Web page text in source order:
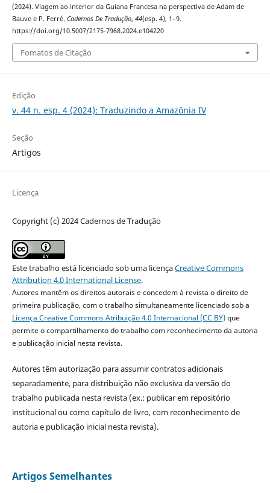
(2024). Viagem ao interior da Guiana Francesa na perspectiva de Adam de
Bauve e P. Ferré. Cadernos De Tradução, 44(esp. 4), 1–9.
https://doi.org/10.5007/2175-7968.2024.e104220
Fomatos de Citação
Edição
v. 44 n. esp. 4 (2024): Traduzindo a Amazônia IV
Seção
Artigos
Licença
Copyright (c) 2024 Cadernos de Tradução
Este trabalho está licenciado sob uma licençaCreative Commons
Attribution 4.0 International License.
Autores mantêm os direitos autorais e concedem à revista o direito de
primeira publicação, com o trabalho simultaneamente licenciado sob a
Licença Creative Commons Atribuição 4.0 Internacional (CC BY)que
permite o compartilhamento do trabalho com reconhecimento da autoria
e publicação inicial nesta revista.
Autores têm autorização para assumir contratos adicionais
separadamente, para distribuição não exclusiva da versão do
trabalho publicada nesta revista (ex.: publicar em repositório
institucional ou como capítulo de livro, com reconhecimento de
autoria e publicação inicial nesta revista).
Artigos Semelhantes